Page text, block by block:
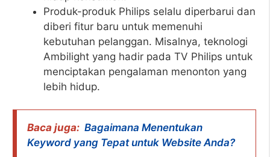
Produk-produk Philips selalu diperbarui dan
diberi fitur baru untuk memenuhi
kebutuhan pelanggan. Misalnya, teknologi
Ambilight yang hadir pada TV Philips untuk
menciptakan pengalaman menonton yang
lebih hidup.
Baca juga: Bagaimana Menentukan
Keyword yang Tepat untuk Website Anda?